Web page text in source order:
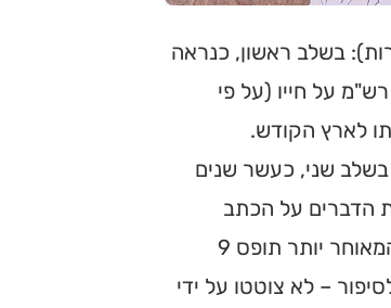
בשלב ראשון, כנראה
על חייו (על פי
לארץ הקודש.
בשלב שני, כעשר שנים
הדברים על הכתב
כסיפור דברים מסודר, בגוף ראשון, כאילו המספר הוא רש"מ עצמו. הרישום המאוחר יותר תופס 9
– לא צוטטו על ידי